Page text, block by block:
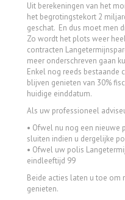
Uit berekeningen van het
het begrotingstekort 2
geschat. En dus moet men
Zo wordt het plots weer
contracten
meer onderschreven gaan
Enkel nog reeds bestaande
blijven genieten van 30%
huidige einddatum.
Als uw professioneel
• Ofwel nu nog een nieuwe
sluiten indien u dergelijke
• Ofwel uw polis
eindleeftijd 99
Beide acties laten u toe
genieten.